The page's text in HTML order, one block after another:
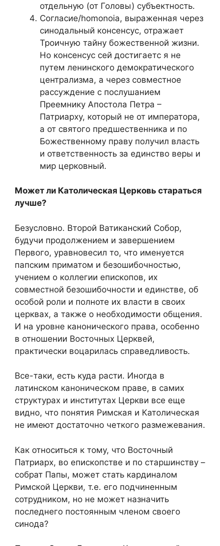
отдельную (от Головы) субъектность.
Согласие/homonoia, выраженная через
синодальный консенсус, отражает
Троичную тайну божественной жизни.
Но консенсус сей достигаетс я не
путем ленинского демократического
централизма, а через совместное
рассуждение с послушанием
Преемнику Апостола Петра –
Патриарху, который не от императора,
а от святого предшественника и по
Божественному праву получил власть
и ответственность за единство веры и
мир церковный.
Может ли Католическая Церковь стараться
лучше?
Безусловно. Второй Ватиканский Собор,
будучи продолжением и завершением
Первого, уравновесил то, что именуется
папским приматом и безошибочностью,
учением о коллегии епископов, их
совместной безошибочности и единстве, об
особой роли и полноте их власти в своих
церквах, а также о необходимости общения.
И на уровне канонического права, особенно
в отношении Восточных Церквей,
практически воцарилась справедливость.
Все-таки, есть куда расти. Иногда в
латинском каноническом праве, в самих
структурах и институтах Церкви все еще
видно, что понятия Римская и Католическая
не имеют достаточно четкого размежевания.
Как относиться к тому, что Восточный
Патриарх, во епископстве и по старшинству –
собрат Папы, может стать кардиналом
Римской Церкви, т.е. его подчиненным
сотрудником, но не может назначить
последнего постоянным членом своего
синода?